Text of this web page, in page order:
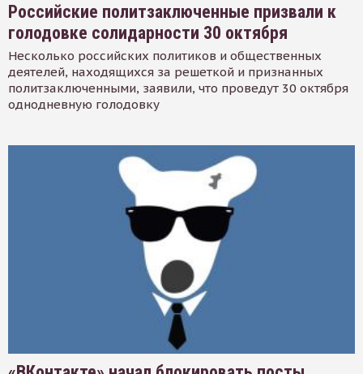
Российские политзаключенные призвали к
голодовке солидарности 30 октября
Несколько российских политиков и общественных
деятелей, находящихся за решеткой и признанных
политзаключенными, заявили, что проведут 30 октября
однодневную голодовку